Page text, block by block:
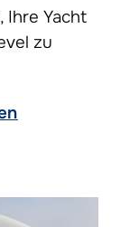
Ihre Yacht
zu